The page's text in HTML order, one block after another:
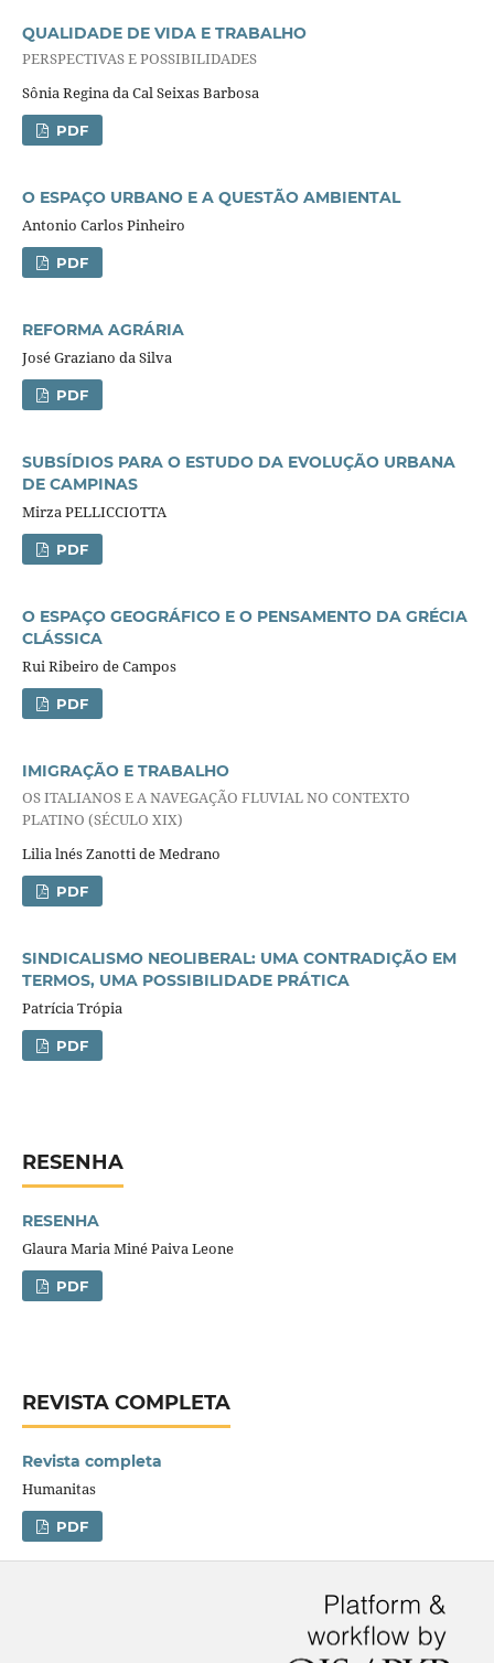
QUALIDADE DE VIDA E TRABALHO
PERSPECTIVAS E POSSIBILIDADES
Sônia Regina da Cal Seixas Barbosa
PDF
O ESPAÇO URBANO E A QUESTÃO AMBIENTAL
Antonio Carlos Pinheiro
PDF
REFORMA AGRÁRIA
José Graziano da Silva
PDF
SUBSÍDIOS PARA O ESTUDO DA EVOLUÇÃO URBANA
DE CAMPINAS
Mirza PELLICCIOTTA
PDF
O ESPAÇO GEOGRÁFICO E O PENSAMENTO DA GRÉCIA
CLÁSSICA
Rui Ribeiro de Campos
PDF
IMIGRAÇÃO E TRABALHO
OS ITALIANOS E A NAVEGAÇÃO FLUVIAL NO CONTEXTO
PLATINO (SÉCULO XIX)
Lilia lnés Zanotti de Medrano
PDF
SINDICALISMO NEOLIBERAL: UMA CONTRADIÇÃO EM
TERMOS, UMA POSSIBILIDADE PRÁTICA
Patrícia Trópia
PDF
RESENHA
RESENHA
Glaura Maria Miné Paiva Leone
PDF
REVISTA COMPLETA
Revista completa
Humanitas
PDF